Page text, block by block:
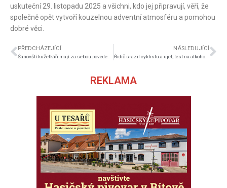
uskuteční 29. listopadu 2025 a všichni, kdo jej připravují, věří, že
společně opět vytvoří kouzelnou adventní atmosféru a pomohou
dobré věci.
PŘEDCHÁZEJÍCÍ NÁSLEDUJÍCÍ
Řidič srazil cyklistu a ujel, test na alkohol mu vyšel pozitivně
REKLAMA